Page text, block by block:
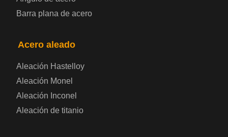
Placa de acero eléctrica
Placa de acero para cilindros de gas
Barra plana de acero
Acero aleado
Aleación Hastelloy
Aleación Monel
Aleación Inconel
Aleación de titanio